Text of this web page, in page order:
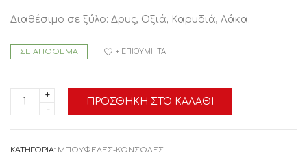
Διαθέσιμο σε ξύλο: Δρυς, Οξιά, Καρυδιά, Λάκα.
ΣΕ ΑΠΌΘΕΜΑ
ΜΠΟΥΦΕΣ
EGL
ΠΡΟΣΘΉΚΗ ΣΤΟ ΚΑΛΆΘΙ
+ ΕΠΙΘΥΜΗΤΆ
ΚΑΤΗΓΟΡΊΑ: ΜΠΟΥΦΕΔΕΣ-ΚΟΝΣΟΛΕΣ